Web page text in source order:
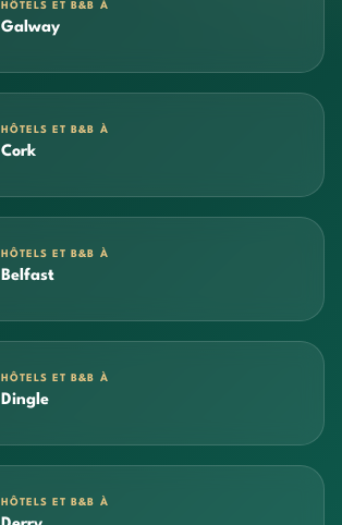
HÔTELS ET B&B À
Galway
HÔTELS ET B&B À
Cork
HÔTELS ET B&B À
Belfast
HÔTELS ET B&B À
Dingle
HÔTELS ET B&B À